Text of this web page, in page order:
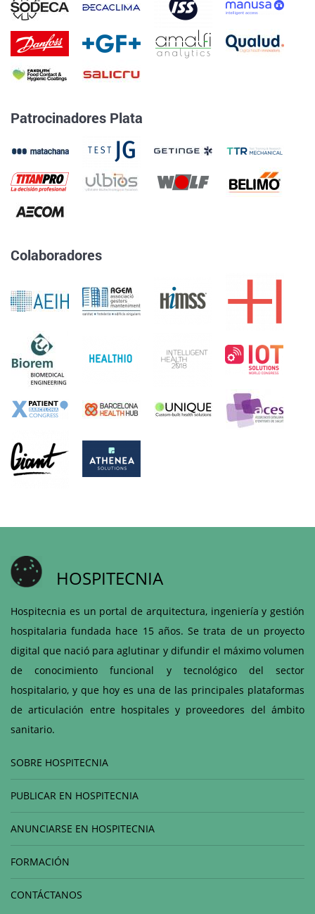
Patrocinadores Plata
Colaboradores
HOSPITECNIA
Hospitecnia es un portal de arquitectura, ingeniería y gestión
hospitalaria fundada hace 15 años. Se trata de un proyecto
digital que nació para aglutinar y difundir el máximo volumen
de conocimiento funcional y tecnológico del sector
hospitalario, y que hoy es una de las principales plataformas
de articulación entre hospitales y proveedores del ámbito
sanitario.
SOBRE HOSPITECNIA
PUBLICAR EN HOSPITECNIA
ANUNCIARSE EN HOSPITECNIA
FORMACIÓN
CONTÁCTANOS